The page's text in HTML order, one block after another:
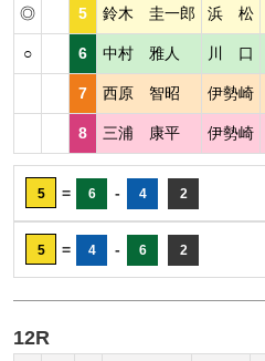
◎ 5 鈴木 圭一郎 浜 松
○ 6 中村 雅人 川 口
7 西原 智昭 伊勢崎
8 三浦 康平 伊勢崎
5 = 6 - 4 2
5 = 4 - 6 2
12R